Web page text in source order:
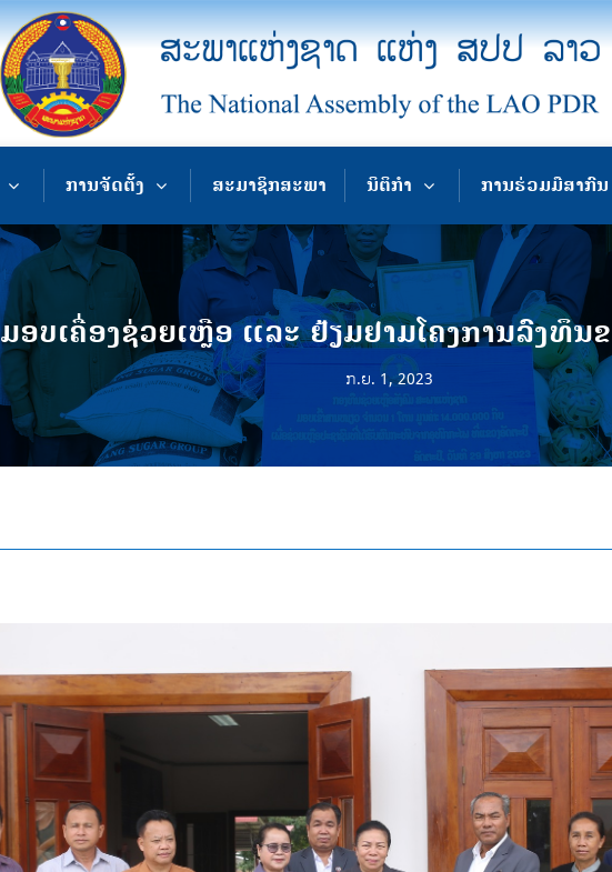
ການຈັດຕັ້ງ ສະມາຊິກສະພາ ນິຕິກຳ ການຮ່ວມມືສາກົນ
ມອບເຄື່ອງຊ່ວຍເຫຼືອ ແລະ ຢ້ຽມຢາມໂຄງການລົງທຶນ
ກ.ຍ. 1, 2023